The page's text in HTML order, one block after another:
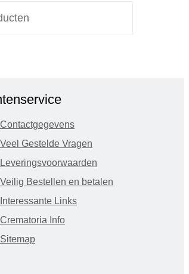
Contactgegevens
Veel Gestelde Vragen
Leveringsvoorwaarden
Veilig Bestellen en betalen
Interessante Links
Crematoria Info
Sitemap